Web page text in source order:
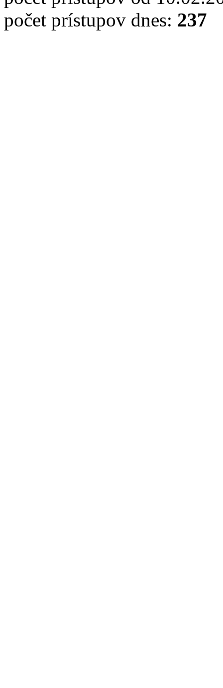
počet prístupov dnes: 237